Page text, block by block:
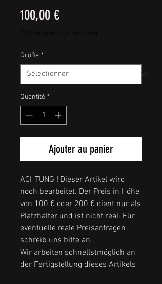
100,00 €Prix
Größe *
Quantité *
Ajouter au panier
ACHTUNG ! Dieser Artikel wird
noch bearbeitet. Der Preis in Höhe
von 100 € oder 200 € dient nur als
Platzhalter und ist nicht real. Für
eventuelle reale Preisanfragen
schreib uns bitte an.
Wir arbeiten schnellstmöglich an
der Fertigstellung dieses Artikels